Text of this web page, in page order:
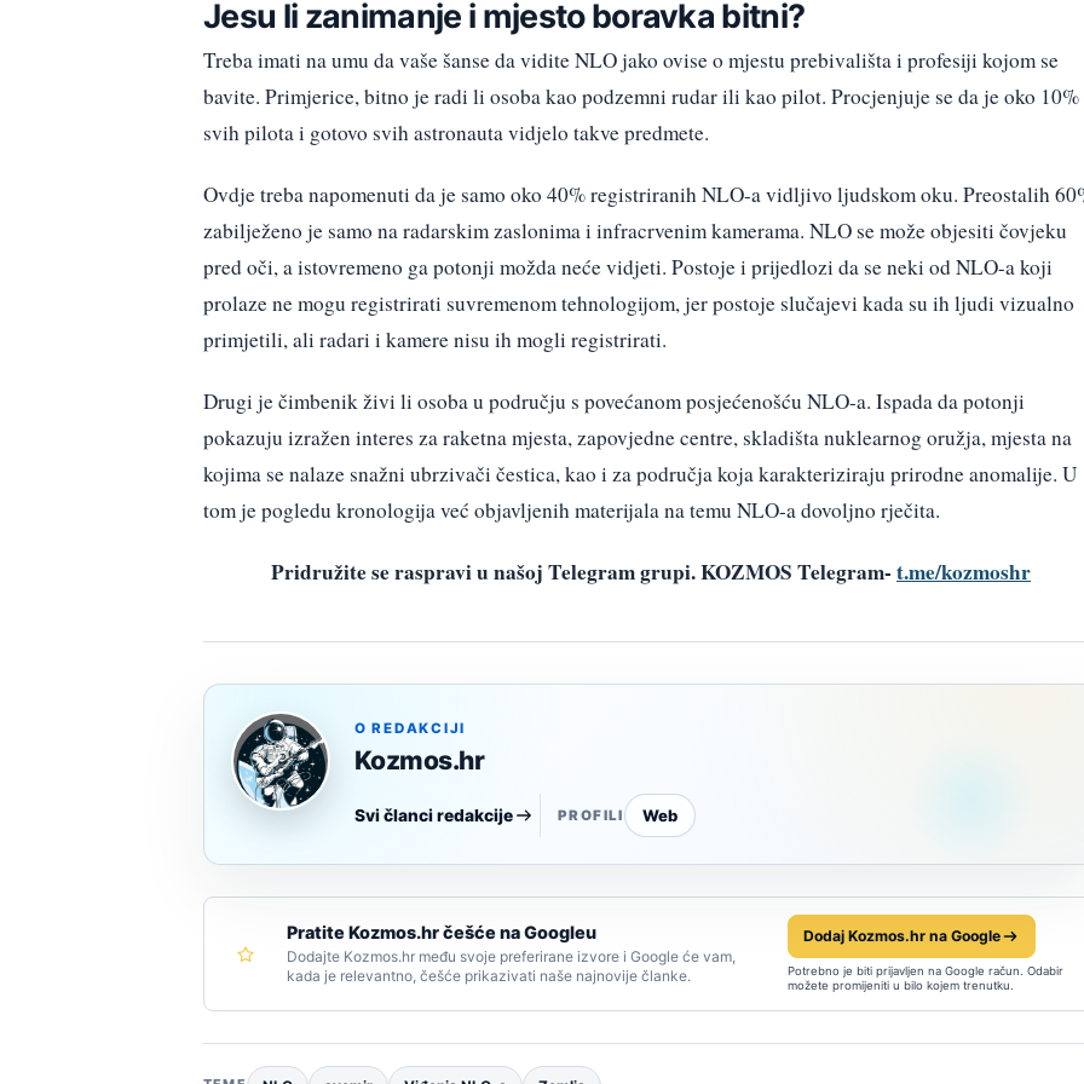
Jesu li zanimanje i mjesto boravka bitni?
Treba imati na umu da vaše šanse da vidite NLO jako ovise o mjestu prebivališta i profesiji kojom se
bavite. Primjerice, bitno je radi li osoba kao podzemni rudar ili kao pilot. Procjenjuje se da je oko 10%
svih pilota i gotovo svih astronauta vidjelo takve predmete.
Ovdje treba napomenuti da je samo oko 40% registriranih NLO-a vidljivo ljudskom oku. Preostalih
zabilježeno je samo na radarskim zaslonima i infracrvenim kamerama. NLO se može objesiti čovjeku
pred oči, a istovremeno ga potonji možda neće vidjeti. Postoje i prijedlozi da se neki od NLO-a koji
prolaze ne mogu registrirati suvremenom tehnologijom, jer postoje slučajevi kada su ih ljudi vizualno
primjetili, ali radari i kamere nisu ih mogli registrirati.
Drugi je čimbenik živi li osoba u području s povećanom posjećenošću NLO-a. Ispada da potonji
pokazuju izražen interes za raketna mjesta, zapovjedne centre, skladišta nuklearnog oružja, mjesta na
kojima se nalaze snažni ubrzivači čestica, kao i za područja koja karakteriziraju prirodne anomalije. U
tom je pogledu kronologija već objavljenih materijala na temu NLO-a dovoljno rječita.
Pridružite se raspravi u našoj Telegram grupi. KOZMOS Telegram- t.me/kozmoshr
O REDAKCIJI
Kozmos.hr
Svi članci redakcije PROFILI Web
Pratite Kozmos.hr češće na Googleu
Dodajte Kozmos.hr među svoje preferirane izvore i Google će vam,
kada je relevantno, češće prikazivati naše najnovije članke.
Dodaj Kozmos.hr na Google
Potrebno je biti prijavljen na Google račun. Odabir
možete promijeniti u bilo kojem trenutku.